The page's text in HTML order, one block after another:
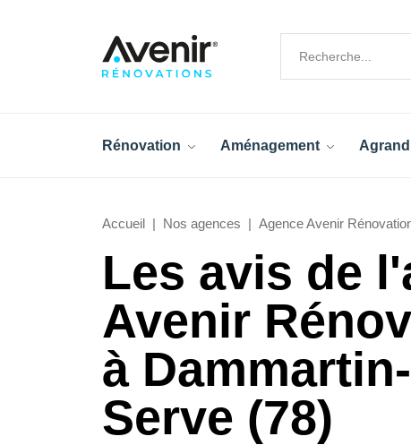
Rénovation Aménagement
Accueil Nos agences Agence Avenir
Les avis de
Avenir
à
Serve (78)